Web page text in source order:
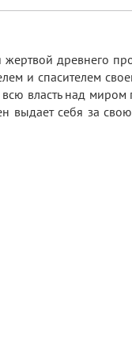
древнего
и спасителем
власть над
выдает себя за